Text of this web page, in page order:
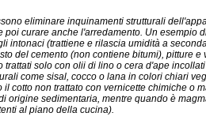
eliminare inquinamenti strutturali
poi curare anche l'arredamento. Un esempio
intonaci (trattiene e rilascia umidità a
del cemento (non contiene bitumi), pitture e
trattati solo con olii di lino o cera d'ape
come sisal, cocco o lana in colori chiari
cotto non trattato con vernicette chimiche o
origine sedimentaria, mentre quando è
al piano della cucina).